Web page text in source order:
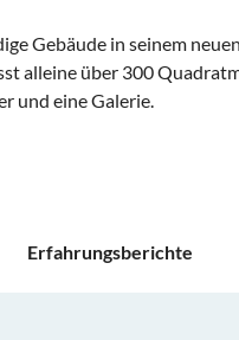
Gebäude in seinem
alleine über 300
und eine Galerie.
Erfahrungsberichte